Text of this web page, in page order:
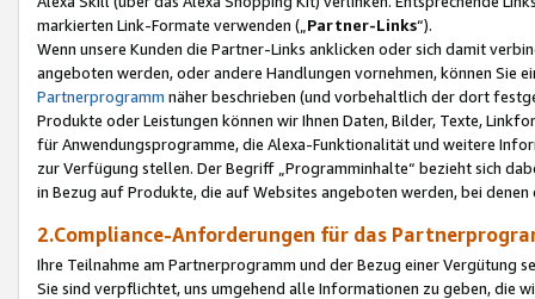
markierten Link-Formate verwenden („ Partner-Links“).
Wenn unsere Kunden die Partner-Links anklicken oder sich damit
angeboten werden, oder andere Handlungen vornehmen, können Sie
Partnerprogramm näher beschrieben (und vorbehaltlich der dort
Produkte oder Leistungen können wir Ihnen Daten, Bilder, Texte,
für Anwendungsprogramme, die Alexa-Funktionalität und weitere
zur Verfügung stellen. Der Begriff „Programminhalte“ bezieht sich
in Bezug auf Produkte, die auf Websites angeboten werden, bei
2.Compliance-Anforderungen für das
Ihre Teilnahme am Partnerprogramm und der Bezug einer Vergütung
Sie sind verpflichtet, uns umgehend alle Informationen zu geben, die